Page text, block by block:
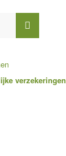
verzekeringen